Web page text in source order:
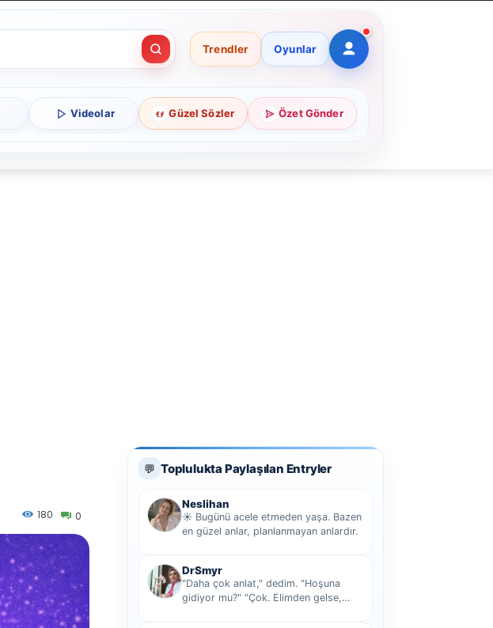
Trendler Oyunlar
Videolar Güzel Sözler Özet Gönder
0
180
💬 Toplulukta Paylaşılan Entryler
Neslihan
☀️ Bugünü acele etmeden yaşa. Bazen
en güzel anlar, planlanmayan anlardır.
DrSmyr
"Daha çok anlat," dedim. "Hoşuna
gidiyor mu?" "Çok. Elimden gelse,